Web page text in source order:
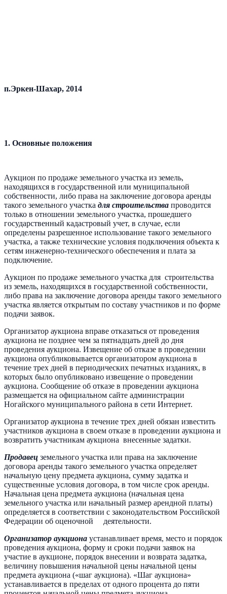
п.Эркен-Шахар, 2014
1. Основные положения
Аукцион по продаже земельного участка из земель,
находящихся в государственной или муниципальной
собственности, либо права на заключение договора аренды
такого земельного участка для строительства проводится
только в отношении земельного участка, прошедшего
государственный кадастровый учет, в случае, если
определены разрешенное использование такого земельного
участка, а также технические условия подключения объекта к
сетям инженерно-технического обеспечения и плата за
подключение.
Аукцион по продаже земельного участка для строительства
из земель, находящихся в государственной собственности,
либо права на заключение договора аренды такого земельного
участка является открытым по составу участников и по форме
подачи заявок.
Организатор аукциона вправе отказаться от проведения
аукциона не позднее чем за пятнадцать дней до дня
проведения аукциона. Извещение об отказе в проведении
аукциона опубликовывается организатором аукциона в
течение трех дней в периодических печатных изданиях, в
которых было опубликовано извещение о проведении
аукциона. Сообщение об отказе в проведении аукциона
размещается на официальном сайте администрации
Ногайского муниципального района в сети Интернет.
Организатор аукциона в течение трех дней обязан известить
участников аукциона в своем отказе в проведении аукциона и
возвратить участникам аукциона внесенные задатки.
Продавец земельного участка или права на заключение
договора аренды такого земельного участка определяет
начальную цену предмета аукциона, сумму задатка и
существенные условия договора, в том числе срок аренды.
Начальная цена предмета аукциона (начальная цена
земельного участка или начальный размер арендной платы)
определяется в соответствии с законодательством Российской
Федерации об оценочной деятельности.
Организатор аукциона устанавливает время, место и порядок
проведения аукциона, форму и сроки подачи заявок на
участие в аукционе, порядок внесении и возврата задатка,
величину повышения начальной цены начальной цены
предмета аукциона («шаг аукциона). «Шаг аукциона»
устанавливается в пределах от одного процента до пяти